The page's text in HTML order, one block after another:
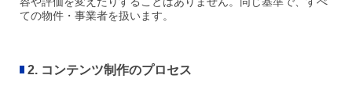
ての物件・事業者を扱います。
2. コンテンツ制作のプロセス